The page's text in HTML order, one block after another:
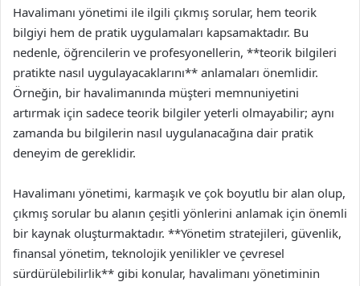
Havalimanı yönetimi ile ilgili çıkmış sorular, hem teorik
bilgiyi hem de pratik uygulamaları kapsamaktadır. Bu
nedenle, öğrencilerin ve profesyonellerin, **teorik bilgileri
pratikte nasıl uygulayacaklarını** anlamaları önemlidir.
Örneğin, bir havalimanında müşteri memnuniyetini
artırmak için sadece teorik bilgiler yeterli olmayabilir; aynı
zamanda bu bilgilerin nasıl uygulanacağına dair pratik
deneyim de gereklidir.
Havalimanı yönetimi, karmaşık ve çok boyutlu bir alan olup,
çıkmış sorular bu alanın çeşitli yönlerini anlamak için önemli
bir kaynak oluşturmaktadır. **Yönetim stratejileri, güvenlik,
finansal yönetim, teknolojik yenilikler ve çevresel
sürdürülebilirlik** gibi konular, havalimanı yönetiminin